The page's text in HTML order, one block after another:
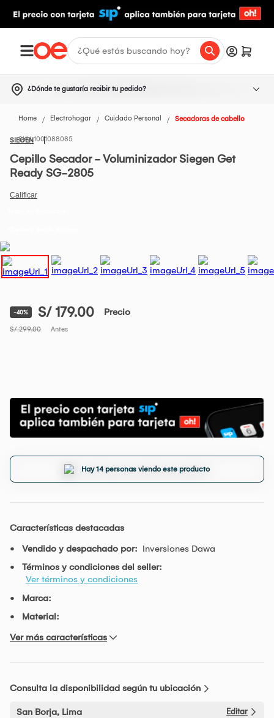
¿Dónde te gustaría recibir tu pedido?
Home Electrohogar Cuidado Personal Secadoras de cabello
SIEGEN1001088085
Cepillo Secador - Voluminizador Siegen Get
Ready SG-2805
-40% S/ 179.00 Precio
S/ 299.00 Antes
Hay 14 personas viendo este producto
Características destacadas
Vendido y despachado por: Inversiones Dawa
Términos y condiciones del seller:
Ver términos y condiciones
Marca:
Material:
Ver más características
Consulta la disponibilidad según tu ubicación
San Borja, Lima Editar